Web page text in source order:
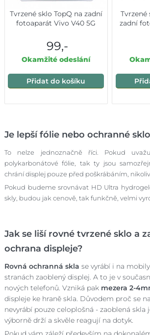
Tvrzené sklo TopQ na zadní
fotoaparát Vivo V40 5G
99,-
Okamžité odeslání
Přidat do košíku
Tvrzené
zadní
Je lepší fólie nebo ochranné
To nelze jednoznačně říci. Pokud
polykarbonátové fólie, tak ty jsou
chrání displej pouze před poškrábáním,
Pokud budeme srovnávat HD Ultra
skly, budou jak cenově, tak funkčně, velmi
Jak se liší rovné tvrzené sklo a
ochrana displeje?
Rovná ochranná skla se vyrábí i na
stranách zaoblený displej. A to je v
nových telefonů. Vzniká pak mezera 2-
displeje ke hraně skla. Důvodem proč se
nevyrábí pouze celoplošná - zaoblená skla
výborně drží a skvěle reagují na dotyk.